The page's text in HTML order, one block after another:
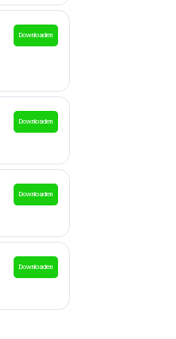
Downloaden
Downloaden
Downloaden
Downloaden